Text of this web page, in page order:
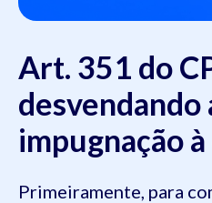
Art. 351 do
desvendando
impugnação
Primeiramente, para